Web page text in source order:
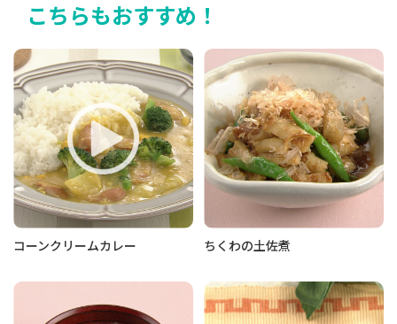
こちらもおすすめ！
コーンクリームカレー ちくわの土佐煮